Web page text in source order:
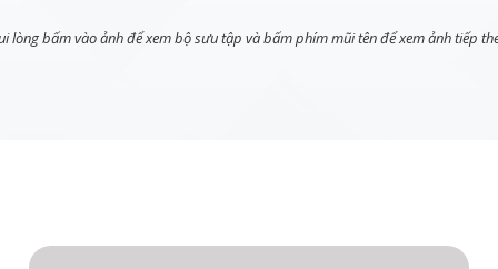
lòng bấm vào ảnh để xem bộ sưu tập và bấm phím mũi tên để xem ảnh tiếp